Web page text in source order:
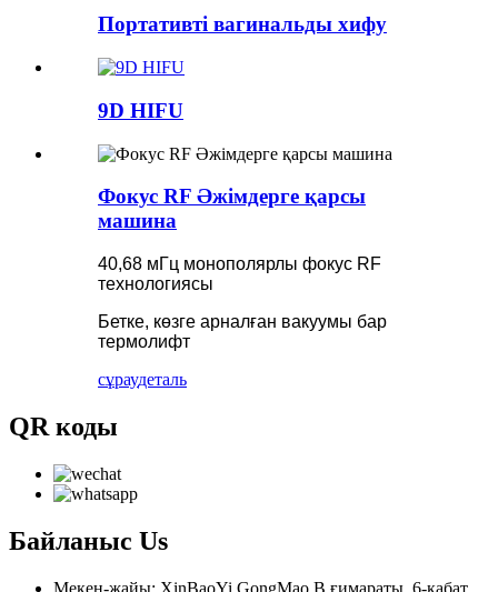
Портативті вагинальды хифу
9D HIFU
Фокус RF Әжімдерге қарсы
машина
40,68 мГц монополярлы фокус RF
технологиясы
Бетке, көзге арналған вакуумы бар
термолифт
сұраудеталь
QR коды
Байланыс Us
Мекен-жайы: XinBaoYi GongMao B ғимараты, 6-қабат,